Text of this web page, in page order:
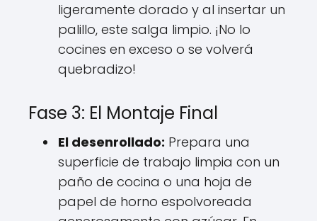
ligeramente dorado y al insertar un
palillo, este salga limpio. ¡No lo
cocines en exceso o se volverá
quebradizo!
Fase 3: El Montaje Final
El desenrollado: Prepara una
superficie de trabajo limpia con un
paño de cocina o una hoja de
papel de horno espolvoreada